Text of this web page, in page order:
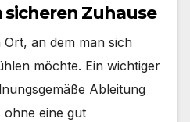
Zuhause
Ort, an dem man sich
möchte. Ein wichtiger
Ableitung
ohne eine gut